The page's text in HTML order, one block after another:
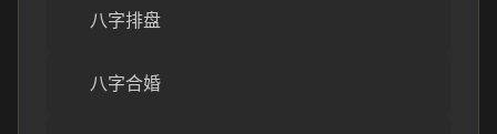
八字排盘
八字合婚